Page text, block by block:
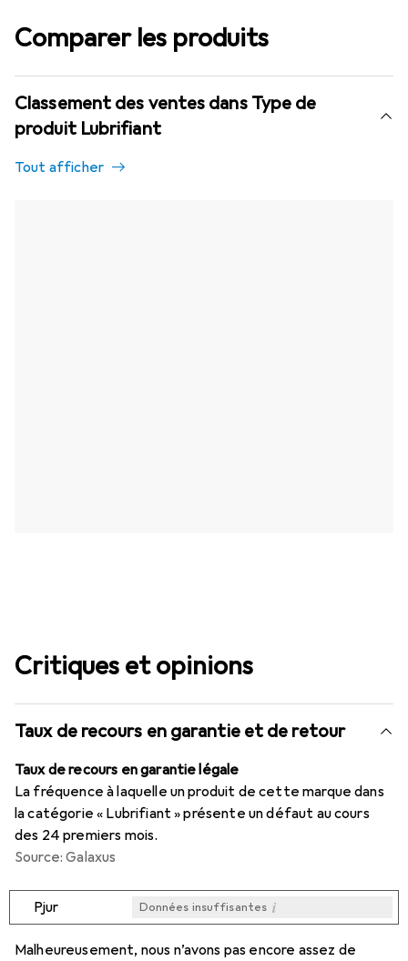
Comparer les produits
Classement des ventes dans Type de
produit Lubrifiant
Tout afficher
Critiques et opinions
Taux de recours en garantie et de retour
Taux de recours en garantie légale
La fréquence à laquelle un produit de cette marque dans
la catégorie « Lubrifiant » présente un défaut au cours
des 24 premiers mois.
Source: Galaxus
Pjur Données insuffisantes i
Malheureusement, nous n’avons pas encore assez de